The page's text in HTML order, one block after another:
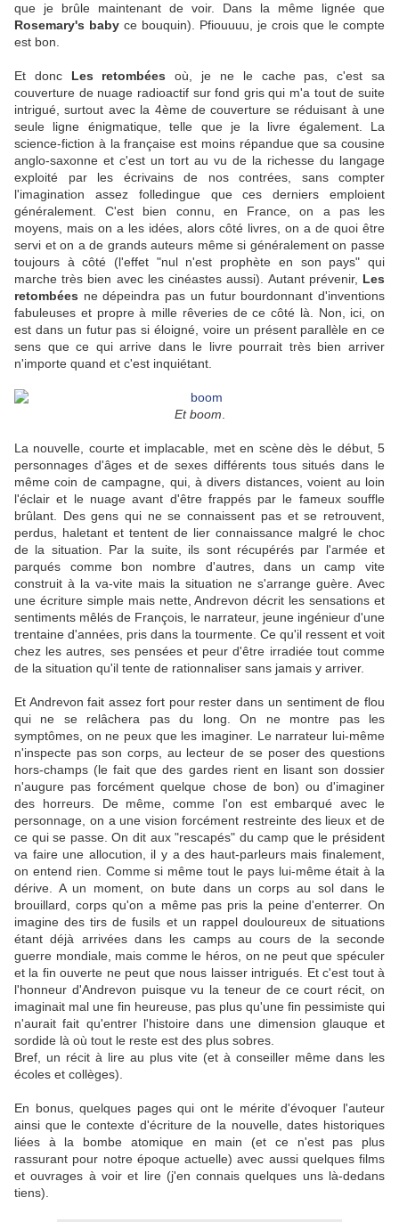
que je brûle maintenant de voir. Dans la même lignée que
Rosemary's baby ce bouquin). Pfiouuuu, je crois que le compte
est bon.
Et donc Les retombées où, je ne le cache pas, c'est sa
couverture de nuage radioactif sur fond gris qui m'a tout de suite
intrigué, surtout avec la 4ème de couverture se réduisant à une
seule ligne énigmatique, telle que je la livre également. La
science-fiction à la française est moins répandue que sa cousine
anglo-saxonne et c'est un tort au vu de la richesse du langage
exploité par les écrivains de nos contrées, sans compter
l'imagination assez folledingue que ces derniers emploient
généralement. C'est bien connu, en France, on a pas les
moyens, mais on a les idées, alors côté livres, on a de quoi être
servi et on a de grands auteurs même si généralement on passe
toujours à côté (l'effet "nul n'est prophète en son pays" qui
marche très bien avec les cinéastes aussi). Autant prévenir, Les
retombées ne dépeindra pas un futur bourdonnant d'inventions
fabuleuses et propre à mille rêveries de ce côté là. Non, ici, on
est dans un futur pas si éloigné, voire un présent parallèle en ce
sens que ce qui arrive dans le livre pourrait très bien arriver
n'importe quand et c'est inquiétant.
Et boom
La nouvelle, courte et implacable, met en scène dès le début, 5
personnages d'âges et de sexes différents tous situés dans le
même coin de campagne, qui, à divers distances, voient au loin
l'éclair et le nuage avant d'être frappés par le fameux souffle
brûlant. Des gens qui ne se connaissent pas et se retrouvent,
perdus, haletant et tentent de lier connaissance malgré le choc
de la situation. Par la suite, ils sont récupérés par l'armée et
parqués comme bon nombre d'autres, dans un camp vite
construit à la va-vite mais la situation ne s'arrange guère. Avec
une écriture simple mais nette, Andrevon décrit les sensations et
sentiments mêlés de François, le narrateur, jeune ingénieur d'une
trentaine d'années, pris dans la tourmente. Ce qu'il ressent et voit
chez les autres, ses pensées et peur d'être irradiée tout comme
de la situation qu'il tente de rationnaliser sans jamais y arriver.
Et Andrevon fait assez fort pour rester dans un sentiment de flou
qui ne se relâchera pas du long. On ne montre pas les
symptômes, on ne peux que les imaginer. Le narrateur lui-même
n'inspecte pas son corps, au lecteur de se poser des questions
hors-champs (le fait que des gardes rient en lisant son dossier
n'augure pas forcément quelque chose de bon) ou d'imaginer
des horreurs. De même, comme l'on est embarqué avec le
personnage, on a une vision forcément restreinte des lieux et de
ce qui se passe. On dit aux "rescapés" du camp que le président
va faire une allocution, il y a des haut-parleurs mais finalement,
on entend rien. Comme si même tout le pays lui-même était à la
dérive. A un moment, on bute dans un corps au sol dans le
brouillard, corps qu'on a même pas pris la peine d'enterrer. On
imagine des tirs de fusils et un rappel douloureux de situations
étant déjà arrivées dans les camps au cours de la seconde
guerre mondiale, mais comme le héros, on ne peut que spéculer
et la fin ouverte ne peut que nous laisser intrigués. Et c'est tout à
l'honneur d'Andrevon puisque vu la teneur de ce court récit, on
imaginait mal une fin heureuse, pas plus qu'une fin pessimiste qui
n'aurait fait qu'entrer l'histoire dans une dimension glauque et
sordide là où tout le reste est des plus sobres.
Bref, un récit à lire au plus vite (et à conseiller même dans les
écoles et collèges).
En bonus, quelques pages qui ont le mérite d'évoquer l'auteur
ainsi que le contexte d'écriture de la nouvelle, dates historiques
liées à la bombe atomique en main (et ce n'est pas plus
rassurant pour notre époque actuelle) avec aussi quelques films
et ouvrages à voir et lire (j'en connais quelques uns là-dedans
tiens).